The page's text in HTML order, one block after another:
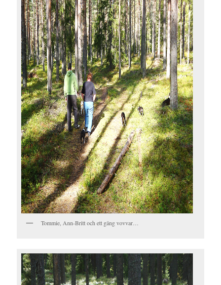
Tommie, Ann-Britt och ett gäng vovvar…